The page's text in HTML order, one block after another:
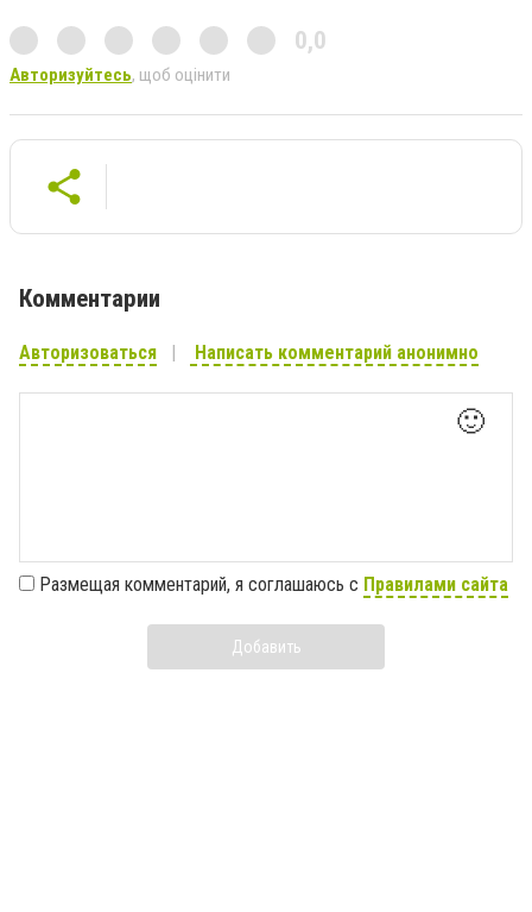
0,0
Авторизуйтесь, щоб оцінити
Комментарии
Авторизоваться Написать комментарий анонимно
🙂
Размещая комментарий, я соглашаюсь с Правилами сайта
Добавить